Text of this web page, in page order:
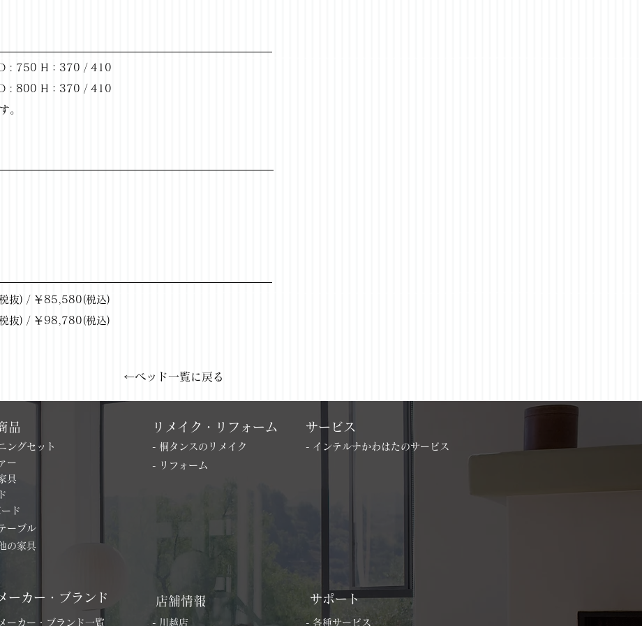
D : 750 H：370 / 410
D : 800 H：370 / 410
。
抜) / ￥85,580(税込)
抜) / ￥98,780(税込)
←ベッド一覧に戻る
品
ングセット
ー
具
ド
ーブル
リメイク・リフォーム
- 桐タンスのリメイク
サービス
- インテルナかわはたのサービス
- リフォーム
の家具
ーカー・ブランド
ーカー・ブランド一覧
店舗情報
- 川越店
サポート
- 各種サービス